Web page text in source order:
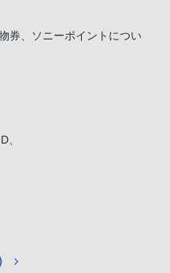
券、ソニーポイントについ
、